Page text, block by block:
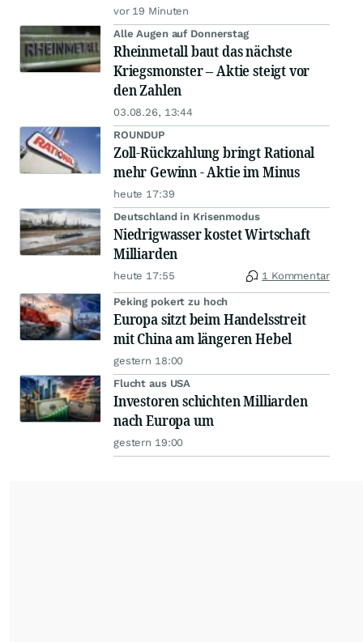
vor 19 Minuten
Alle Augen auf Donnerstag
Rheinmetall baut das nächste
Kriegsmonster – Aktie steigt vor
den Zahlen
03.08.26, 13:44
ROUNDUP
Zoll-Rückzahlung bringt Rational
mehr Gewinn - Aktie im Minus
heute 17:39
Deutschland in Krisenmodus
Niedrigwasser kostet Wirtschaft
Milliarden
heute 17:55 1 Kommentar
Peking pokert zu hoch
Europa sitzt beim Handelsstreit
mit China am längeren Hebel
gestern 18:00
Flucht aus USA
Investoren schichten Milliarden
nach Europa um
gestern 19:00